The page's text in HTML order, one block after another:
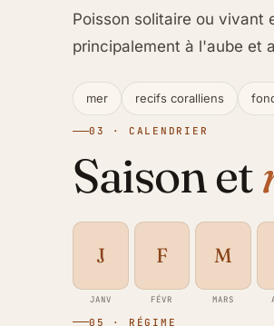
Poisson solitaire ou vivant
principalement à l'aube et
mer recifs coralliens
03 · CALENDRIER
Saison et
J
JANV
F
FÉVR
M
MARS
05 · RÉGIME